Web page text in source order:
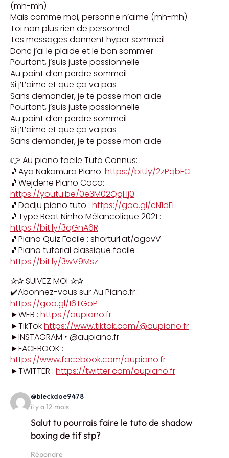
(mh-mh)
Mais comme moi, personne n’aime (mh-mh)
Toi non plus rien de personnel
Tes messages donnent hyper sommeil
Donc j’ai le plaide et le bon sommier
Pourtant, j’suis juste passionnelle
Au point d’en perdre sommeil
Si j’t’aime et que ça va pas
Sans demander, je te passe mon aide
Pourtant, j’suis juste passionnelle
Au point d’en perdre sommeil
Si j’t’aime et que ça va pas
Sans demander, je te passe mon aide
👉 Au piano facile Tuto Connus:
🎵Aya Nakamura Piano: https://bit.ly/2zPqbFC
🎵Wejdene Piano Coco:
https://youtu.be/0e3M02QqHj0
🎵Dadju piano tuto : https://goo.gl/cN1dFi
🎵Type Beat Ninho Mélancolique 2021 :
https://bit.ly/3qGnA6R
🎵Piano Quiz Facile : shorturl.at/agovV
🎵Piano tutorial classique facile :
https://bit.ly/3wV9Msz
✰✰ SUIVEZ MOI ✰✰
✔️Abonnez-vous sur Au Piano.fr :
https://goo.gl/16TGoP
►WEB : https://aupiano.fr
►TikTokhttps://www.tiktok.com/@aupiano.fr
►INSTAGRAM ‣ @aupiano.fr
►FACEBOOK :
https://www.facebook.com/aupiano.fr
►TWITTER : https://twitter.com/aupiano.fr
@bleckdoe9478says:
il y a 12 mois
Salut tu pourrais faire le tuto de shadow
boxing de tif stp?
Répondre